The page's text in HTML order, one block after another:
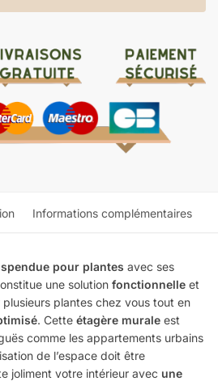
Informations complémentaires
pour plantes avec ses
une solution fonctionnelle et
plantes chez vous tout en
. Cette étagère murale est
comme les appartements urbains
de l’espace doit être
joliment votre intérieur avec une